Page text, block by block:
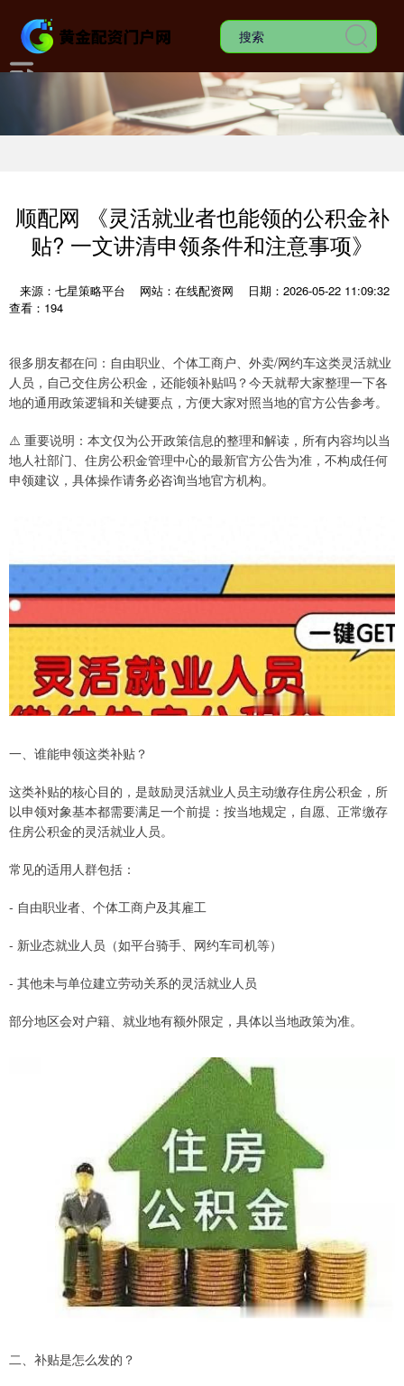
顺配网 《灵活就业者也能领的公积金补
贴? 一文讲清申领条件和注意事项》
来源：七星策略平台 网站：在线配资网
日期：2026-05-22 11:09:32
查看：194
很多朋友都在问：自由职业、个体工商户、外卖/网约车这类灵活就业
人员，自己交住房公积金，还能领补贴吗？今天就帮大家整理一下各
地的通用政策逻辑和关键要点，方便大家对照当地的官方公告参考。
⚠️ 重要说明：本文仅为公开政策信息的整理和解读，所有内容均以当
地人社部门、住房公积金管理中心的最新官方公告为准，不构成任何
申领建议，具体操作请务必咨询当地官方机构。
一、谁能申领这类补贴？
这类补贴的核心目的，是鼓励灵活就业人员主动缴存住房公积金，所
以申领对象基本都需要满足一个前提：按当地规定，自愿、正常缴存
住房公积金的灵活就业人员。
常见的适用人群包括：
- 自由职业者、个体工商户及其雇工
- 新业态就业人员（如平台骑手、网约车司机等）
- 其他未与单位建立劳动关系的灵活就业人员
部分地区会对户籍、就业地有额外限定，具体以当地政策为准。
二、补贴是怎么发的？